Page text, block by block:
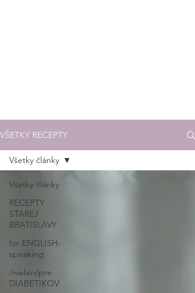
VŠETKY RECEPTY
Všetky články
RECEPTY
STAREJ
BRATISLAVY
for ENGLISH-
speaking
/nielen/pre
DIABETIKOV
Všetky články